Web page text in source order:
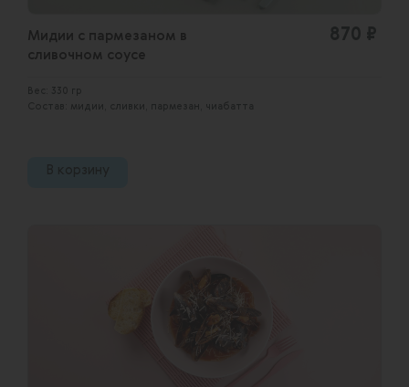
Мидии с пармезаном в
сливочном соусе
870 ₽
Вес: 330 гр
Состав: мидии, сливки, пармезан, чиабатта